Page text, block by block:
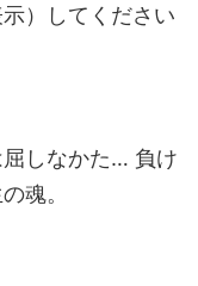
）してください
しなかた… 負け
魂。